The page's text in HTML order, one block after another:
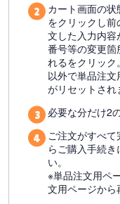
カート画面の
をクリックし
文した入力内
番号等の変更箇
れるをクリッ
以外で単品注
がリセットされ
必要な分だけ2
ご注文がすべ
らご購入手続
い。
※単品注文用ペ
文用ページから